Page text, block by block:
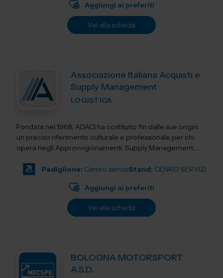
Aggiungi ai preferiti
Vai alla scheda
Associazione Italiana Acquisti e
Supply Management
LOGISTICA
Fondata nel 1968, ADACI ha costituito fin dalle sue origini
un preciso riferimento culturale e professionale per chi
opera negli Approvvigionamenti, Supply Management,
Padiglione: Centro serviziStand: CENRO SERVIZI
Aggiungi ai preferiti
Vai alla scheda
BOLOGNA MOTORSPORT
A.S.D.